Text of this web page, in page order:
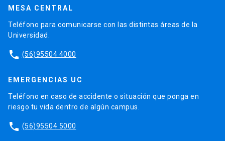
MESA CENTRAL
Teléfono para comunicarse con las distintas áreas de la
Universidad.
phone (56)95504 4000
EMERGENCIAS UC
Teléfono en caso de accidente o situación que ponga en
riesgo tu vida dentro de algún campus.
phone (56)95504 5000